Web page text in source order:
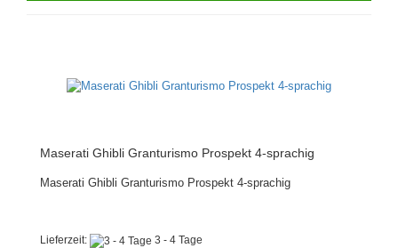
Maserati Ghibli Granturismo Prospekt 4-sprachig
Maserati Ghibli Granturismo Prospekt 4-sprachig
Lieferzeit: 3 - 4 Tage